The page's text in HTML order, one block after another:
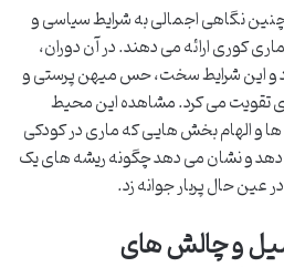
نگاهی اجمالی به شرایط سیاسی و
کوری ارائه می دهند. در آن دوران،
و این شرایط سخت، حس میهن پرستی و
تقویت می کرد. مشاهده این محیط
و الهام بخش هایی که ماری در کودکی
دهد و نشان می دهد چگونه ریشه های یک
عین حال پربار جوانه زد.
و چالش های